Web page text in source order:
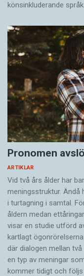
könsinkluderande
Pronomen
ARTIKLAR
Vid två års ålder har
meningsstruktur. Ändå
i turtagning i samtal.
åldern medan
visar en studie utförd
kartlagt
där dialogen mellan
en typ av meningar
kommer tidigt och